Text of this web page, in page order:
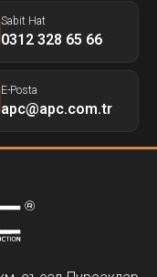
Sabit Hat
0312 328 65 66
E-Posta
apc@apc.com.tr